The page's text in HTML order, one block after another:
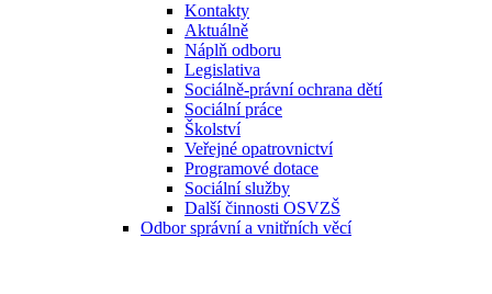
Kontakty
Aktuálně
Náplň odboru
Legislativa
Sociálně-právní ochrana dětí
Sociální práce
Školství
Veřejné opatrovnictví
Programové dotace
Sociální služby
Další činnosti OSVZŠ
Odbor správní a vnitřních věcí